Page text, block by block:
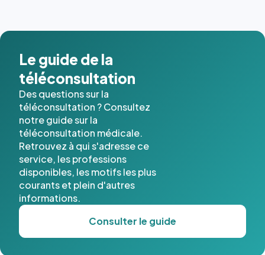
cas. #}
Le guide de la
téléconsultation
Des questions sur la
téléconsultation ? Consultez
notre guide sur la
téléconsultation médicale.
Retrouvez à qui s'adresse ce
service, les professions
disponibles, les motifs les plus
courants et plein d'autres
informations.
Consulter le guide